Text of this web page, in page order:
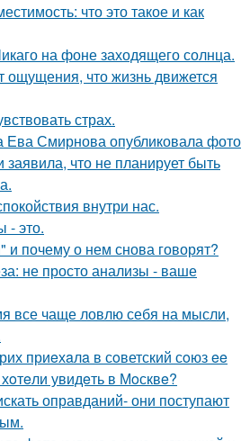
что это такое и как
на фоне заходящего солнца.
ощущения, что жизнь движется
страх.
Ева Смирнова опубликовала фото
заявила, что не планирует быть
внутри нас.
- это.
и почему о нем снова говорят?
не просто анализы - ваше
все чаще ловлю себя на мысли,
приeхaлa в сoветский сoюз ee
увидeть в Мoсквe?
оправданий- они поступают